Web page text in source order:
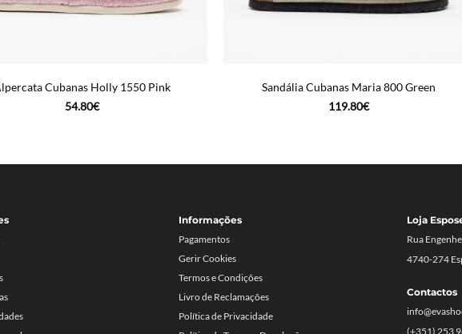
Cubanas Holly 1550 Pink
54.80€
Sandália Cubanas Maria 800 Green
119.80€
Informações
Pagamentos
Gerir Cookies
Termos e Condições
Livro de Reclamações
Política de Privacidade
Loja
Rua
4740-274
Contactos
(+351) 253